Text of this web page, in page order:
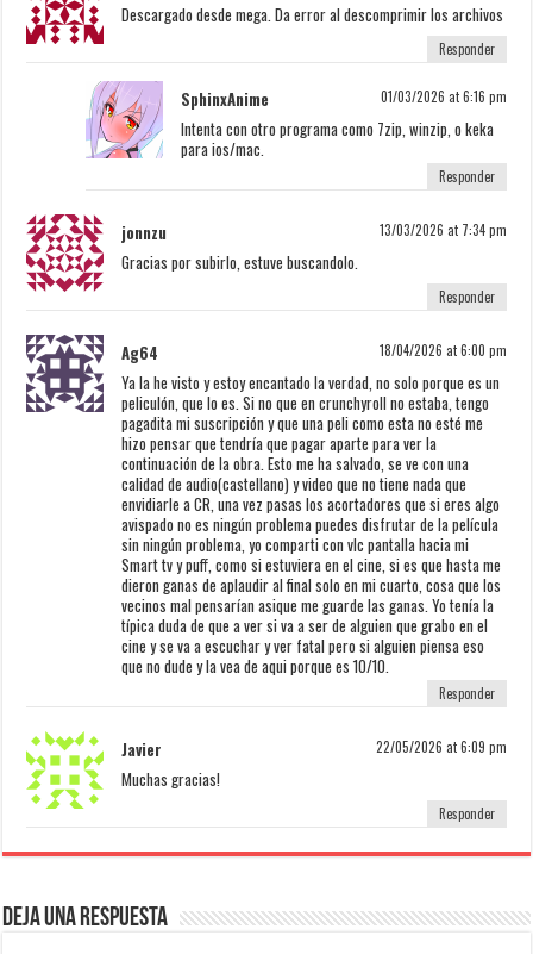
Descargado desde mega. Da error al descomprimir los archivos
Responder
SphinxAnime 01/03/2026 at 6:16 pm
Intenta con otro programa como 7zip, winzip, o keka
para ios/mac.
Responder
jonnzu 13/03/2026 at 7:34 pm
Gracias por subirlo, estuve buscandolo.
Responder
Ag64 18/04/2026 at 6:00 pm
Ya la he visto y estoy encantado la verdad, no solo porque es un
peliculón, que lo es. Si no que en crunchyroll no estaba, tengo
pagadita mi suscripción y que una peli como esta no esté me
hizo pensar que tendría que pagar aparte para ver la
continuación de la obra. Esto me ha salvado, se ve con una
calidad de audio(castellano) y video que no tiene nada que
envidiarle a CR, una vez pasas los acortadores que si eres algo
avispado no es ningún problema puedes disfrutar de la película
sin ningún problema, yo comparti con vlc pantalla hacia mi
Smart tv y puff, como si estuviera en el cine, si es que hasta me
dieron ganas de aplaudir al final solo en mi cuarto, cosa que los
vecinos mal pensarían asique me guarde las ganas. Yo tenía la
típica duda de que a ver si va a ser de alguien que grabo en el
cine y se va a escuchar y ver fatal pero si alguien piensa eso
que no dude y la vea de aqui porque es 10/10.
Responder
Javier 22/05/2026 at 6:09 pm
Muchas gracias!
Responder
Deja una respuesta